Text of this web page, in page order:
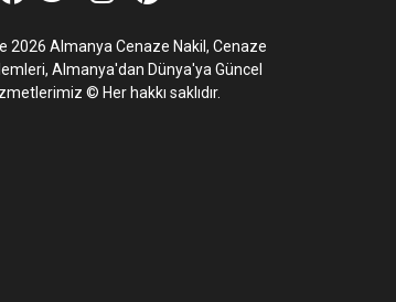
2026 Almanya Cenaze Nakil, Cenaze
Almanya'dan Dünya'ya Güncel
© Her hakkı saklıdır.